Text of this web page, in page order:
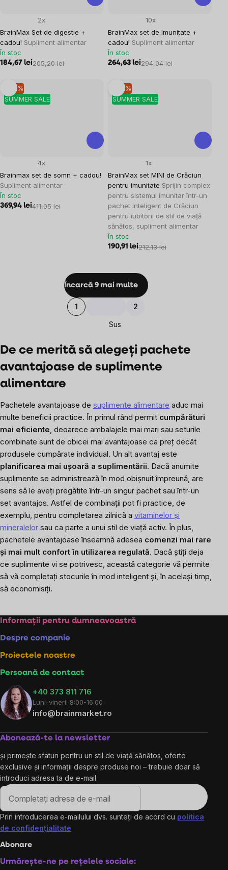
BrainMax Set de digestie +
cadou! Supliment alimentar
2x
În stoc
184,67 lei205,20 lei
BrainMax set de Imunitate +
cadou! Supliment alimentar
10x
În stoc
264,63 lei294,04 lei
SUMMER SALE
–10 %
Brainmax set de somn + cadou!
Supliment alimentar
4x
În stoc
369,94 lei411,05 lei
SUMMER SALE
–10 %
BrainMax set MINI de Crăciun
pentru imunitate Sprijin complex
pentru sistemul imunitar într-un
pachet inteligent de Crăciun
pentru iubitorii de stil de viață
sănătos, supliment alimentar
1x
În stoc
190,91 lei212,13 lei
Controlul
listărilor
Încarcă 9 mai multe
Paginare
1 2
Sus
De ce merită să alegeți pachete
avantajoase de suplimente
alimentare
Pachetele avantajoase de suplimente alimentare aduc mai
multe beneficii practice. În primul rând permit cumpărături
mai eficiente, deoarece ambalajele mai mari sau seturile
combinate sunt de obicei mai avantajoase ca preț decât
produsele cumpărate individual. Un alt avantaj este
planificarea mai ușoară a suplimentării. Dacă anumite
suplimente se administrează în mod obișnuit împreună, are
sens să le aveți pregătite într-un singur pachet sau într-un
set avantajos. Astfel de combinații pot fi practice, de
exemplu, pentru completarea zilnică a vitaminelor și
mineralelor sau ca parte a unui stil de viață activ. În plus,
pachetele avantajoase înseamnă adesea comenzi mai rare
și mai mult confort în utilizarea regulată. Dacă știți deja
ce suplimente vi se potrivesc, această categorie vă permite
să vă completați stocurile în mod inteligent și, în același timp,
să economisiți.
Subsol
Informații pentru dumneavoastră
Despre companie
Proiectele noastre
Persoană de contact
+40 373 811 716
Luni-vineri: 8:00-16:00
info@brainmarket.ro
Abonează-te la newsletter
și primește sfaturi pentru un stil de viață sănătos, oferte
exclusive și informații despre produse noi – trebuie doar să
introduci adresa ta de e-mail.
Prin introducerea e-mailului dvs. sunteți de acord cu politica
de confidențialitate
Abonare
Urmărește-ne pe rețelele sociale: